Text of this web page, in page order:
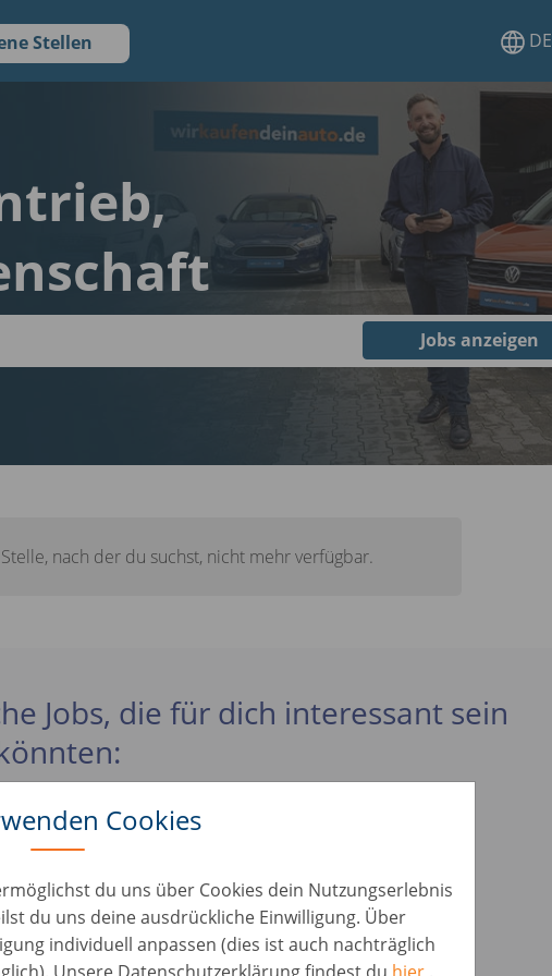
Stellen DE
Cookies
du uns über Cookies dein Nutzungserlebnis
du uns deine ausdrückliche Einwilligung. Über
individuell anpassen (dies ist auch nachträglich
Jobs anzeigen
nach der du suchst, nicht mehr verfügbar.
Jobs, die für dich interessant sein
pronti in movimento